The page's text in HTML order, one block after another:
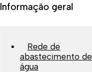
Informação geral
Rede de
abastecimento de
água